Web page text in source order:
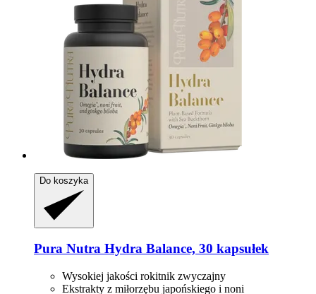
Do koszyka
Pura Nutra Hydra Balance, 30 kapsułek
Wysokiej jakości rokitnik zwyczajny
Ekstrakty z miłorzębu japońskiego i noni